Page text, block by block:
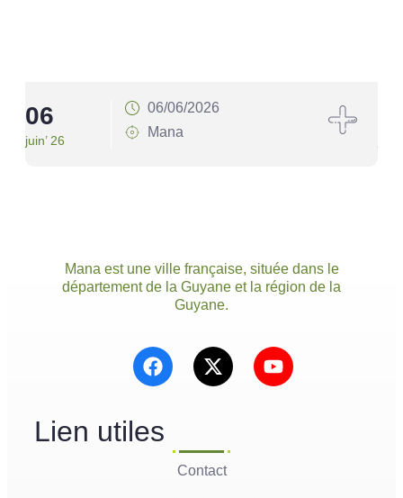
06
juin’ 26
06/06/2026
Mana
Mana est une ville française, située dans le
département de la Guyane et la région de la
Guyane.
Lien utiles
Contact